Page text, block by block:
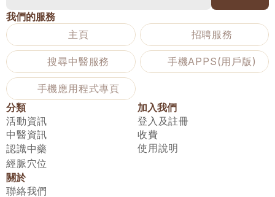
我們的服務
主頁
招聘服務
搜尋中醫服務 手機APPS(用戶版)
手機應用程式專頁
分類
活動資訊
中醫資訊
認識中藥
經脈穴位
加入我們
登入及註冊
收費
使用說明
關於
聯絡我們